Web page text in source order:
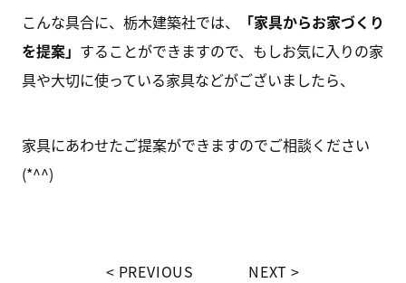
こんな具合に、栃木建築社では、
「家具からお家づくり
を提案」 することができますので、もしお気に入りの家
具や大切に使っている家具などがございましたら、
家具にあわせたご提案ができますのでご相談ください
(*^^)
PREVIOUS NEXT